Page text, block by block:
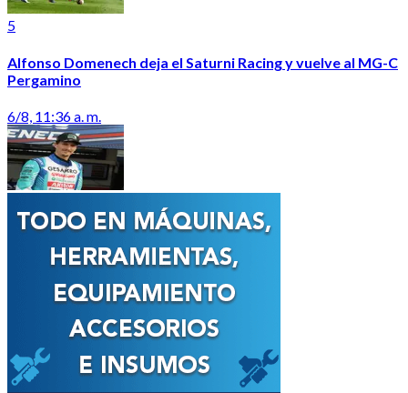
5
Alfonso Domenech deja el Saturni Racing y vuelve al MG-C
Pergamino
6/8, 11:36 a. m.